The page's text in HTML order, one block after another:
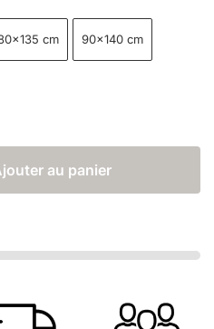
cm 90x140 cm
au panier